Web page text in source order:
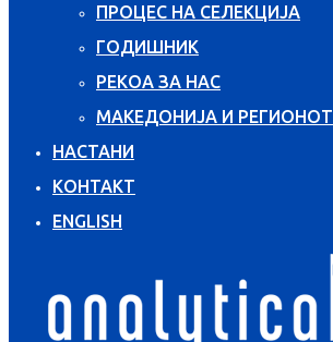
ПРОЦЕС НА СЕЛЕКЦИЈА
ГОДИШНИК
РЕКОА ЗА НАС
МАКЕДОНИЈА И РЕГИОНОТ
НАСТАНИ
КОНТАКТ
ENGLISH